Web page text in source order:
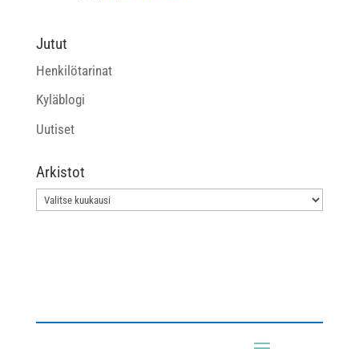
Jutut
Henkilötarinat
Kyläblogi
Uutiset
Arkistot
Arkistot